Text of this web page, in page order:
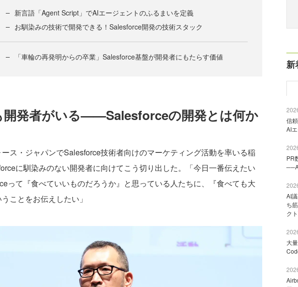
新言語「Agent Script」でAIエージェントのふるまいを定義
お馴染みの技術で開発できる！Salesforce開発の技術スタック
「車輪の再発明からの卒業」Salesforce基盤が開発者にもたらす価値
開発者がいる——Salesforceの開発とは何か
ス・ジャパンでSalesforce技術者向けのマーケティング活動を率いる稲
に馴染みのない開発者に向けてこう切り出した。「今日一番伝えたい
って『食べていいものだろうか』と思っている人たちに、『食べても大
ことをお伝えしたい」
新
信
AI
PR
AI
ち
ク
大